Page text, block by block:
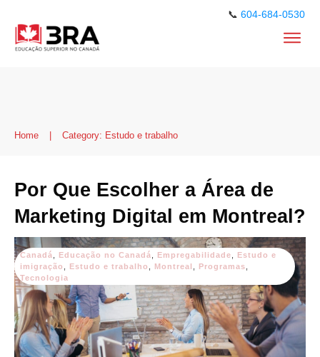
📞 604-684-0530
Home | Category: Estudo e trabalho
Por Que Escolher a Área de
Marketing Digital em Montreal?
Canadá Educação no Canadá Empregabilidade
Estudo e
imigração
Estudo e trabalho Montreal Programas
Tecnologia